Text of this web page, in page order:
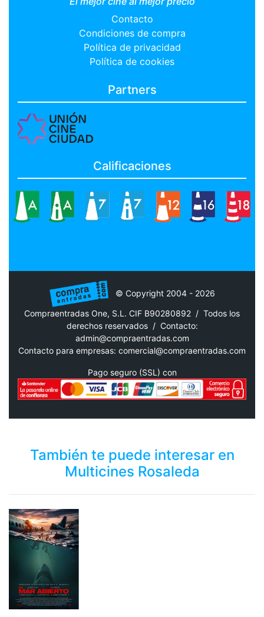
Contacto
Condiciones de compra
Política de privacidad
Política de cookies
Partners
Calificaciones
© Copyright 2004 - 2026
Compraentradas One, S.L. CIF B90280892 / Todos los
derechos reservados / Contacto:
admin@compraentradas.com
Contacto para empresas: comercial@compraentradas.com
Pago seguro (SSL) con
También te puede interesar en
Multicines Rosaleda